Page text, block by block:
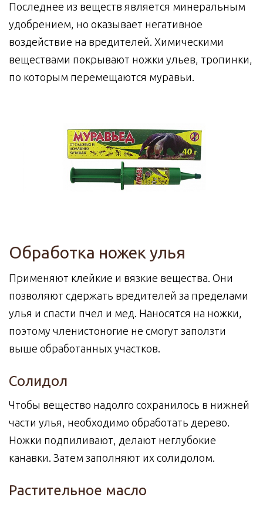
Последнее из веществ является минеральным
удобрением, но оказывает негативное
воздействие на вредителей. Химическими
веществами покрывают ножки ульев, тропинки,
по которым перемещаются муравьи.
Обработка ножек улья
Применяют клейкие и вязкие вещества. Они
позволяют сдержать вредителей за пределами
улья и спасти пчел и мед. Наносятся на ножки,
поэтому членистоногие не смогут заползти
выше обработанных участков.
Солидол
Чтобы вещество надолго сохранилось в нижней
части улья, необходимо обработать дерево.
Ножки подпиливают, делают неглубокие
канавки. Затем заполняют их солидолом.
Растительное масло